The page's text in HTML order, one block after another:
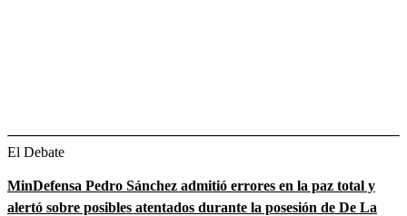
El Debate
MinDefensa Pedro Sánchez admitió errores en la paz total y
alertó sobre posibles atentados durante la posesión de De La